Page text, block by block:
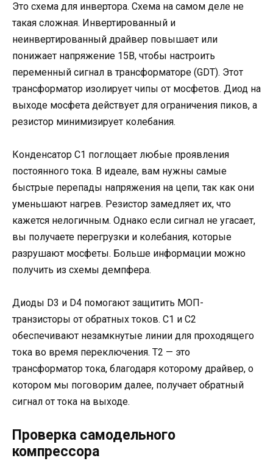
Это схема для инвертора. Схема на самом деле не
такая сложная. Инвертированный и
неинвертированный драйвер повышает или
понижает напряжение 15В, чтобы настроить
переменный сигнал в трансформаторе (GDT). Этот
трансформатор изолирует чипы от мосфетов. Диод на
выходе мосфета действует для ограничения пиков, а
резистор минимизирует колебания.
Конденсатор C1 поглощает любые проявления
постоянного тока. В идеале, вам нужны самые
быстрые перепады напряжения на цепи, так как они
уменьшают нагрев. Резистор замедляет их, что
кажется нелогичным. Однако если сигнал не угасает,
вы получаете перегрузки и колебания, которые
разрушают мосфеты. Больше информации можно
получить из схемы демпфера.
Диоды D3 и D4 помогают защитить МОП-
транзисторы от обратных токов. C1 и C2
обеспечивают незамкнутые линии для проходящего
тока во время переключения. T2 — это
трансформатор тока, благодаря которому драйвер, о
котором мы поговорим далее, получает обратный
сигнал от тока на выходе.
Проверка самодельного
компрессора